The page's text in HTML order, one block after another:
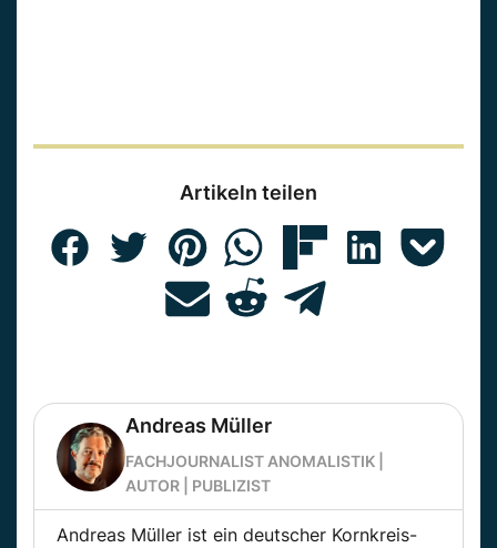
Artikeln teilen
Andreas Müller
FACHJOURNALIST ANOMALISTIK |
AUTOR | PUBLIZIST
Andreas Müller ist ein deutscher Kornkreis-